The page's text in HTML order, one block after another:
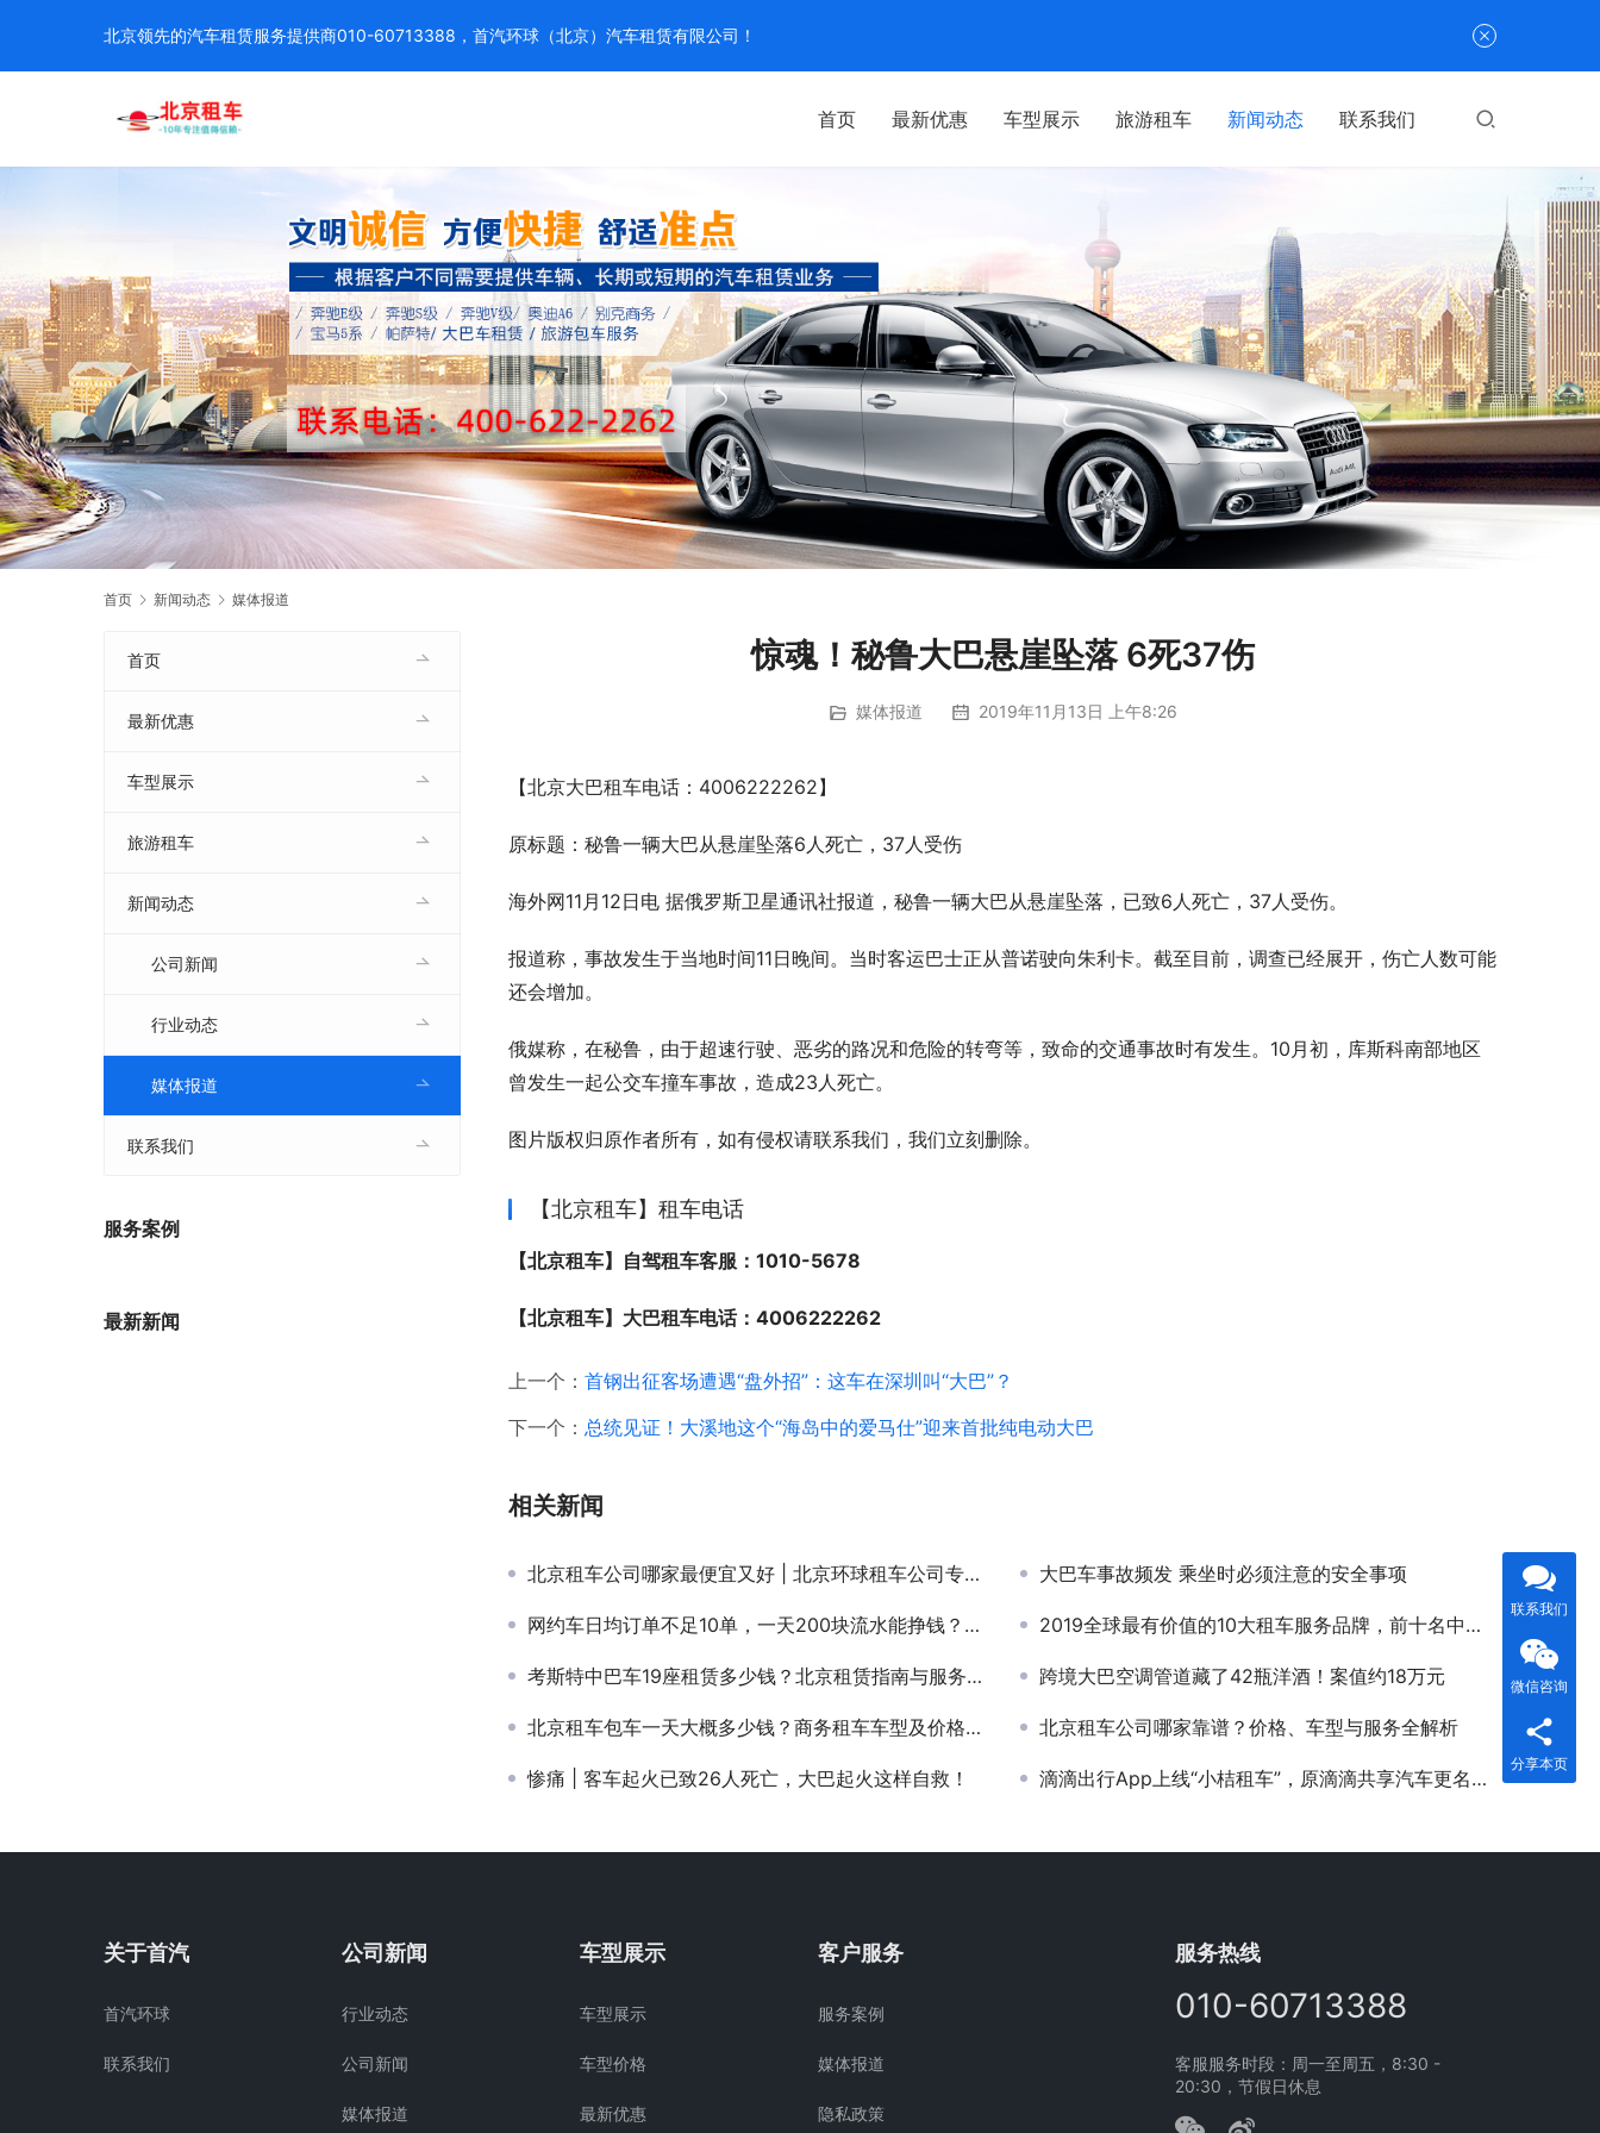
首页 最新优惠 车型展示 旅游租车 新闻动态 联系我们
首页 新闻动态 媒体报道
惊魂！秘鲁大巴悬崖坠落 6死37伤
媒体报道 2019年11月13日 上午8:26
【北京大巴租车电话：4006222262】
原标题：秘鲁一辆大巴从悬崖坠落6人死亡，37人受伤
海外网11月12日电 据俄罗斯卫星通讯社报道，秘鲁一辆大巴从悬崖坠落，已致6人死亡，37人受伤。
报道称，事故发生于当地时间11日晚间。当时客运巴士正从普诺驶向朱利卡。截至目前，调查已经展开，伤亡人数可能
还会增加。
俄媒称，在秘鲁，由于超速行驶、恶劣的路况和危险的转弯等，致命的交通事故时有发生。10月初，库斯科南部地区
曾发生一起公交车撞车事故，造成23人死亡。
图片版权归原作者所有，如有侵权请联系我们，我们立刻删除。
【北京租车】租车电话
【北京租车】自驾租车客服：1010-5678
【北京租车】大巴租车电话：4006222262
上一个： 首钢出征客场遭遇“盘外招”：这车在深圳叫“大巴”？
下一个： 总统见证！大溪地这个“海岛中的爱马仕”迎来首批纯电动大巴
相关新闻
北京租车公司哪家最便宜又好 | 北京环球租车公司专业解析 大巴车事故频发 乘坐时必须注意的安全事项
网约车日均订单不足10单，一天200块流水能挣钱？司机有苦说不出 2019全球最有价值的10大租车服务品牌，前十名中有七个美国品牌
考斯特中巴车19座租赁多少钱？北京租赁指南与服务优势解析 跨境大巴空调管道藏了42瓶洋酒！案值约18万元
北京租车包车一天大概多少钱？商务租车车型及价格全解析 北京租车公司哪家靠谱？价格、车型与服务全解析
惨痛 | 客车起火已致26人死亡，大巴起火这样自救！ 滴滴出行App上线“小桔租车”，原滴滴共享汽车更名为小桔租车
首页
最新优惠
车型展示
旅游租车
新闻动态
公司新闻
行业动态
媒体报道
联系我们
服务案例
最新新闻
关于首汽
首汽环球
联系我们
公司新闻
行业动态
公司新闻
媒体报道
车型展示
车型展示
车型价格
最新优惠
客户服务
服务案例
媒体报道
隐私政策
服务热线
010-60713388
客服服务时段：周一至周五，8:30 -
20:30，节假日休息
联系我们
微信咨询
分享本页
北京领先的汽车租赁服务提供商010-60713388，首汽环球（北京）汽车租赁有限公司！